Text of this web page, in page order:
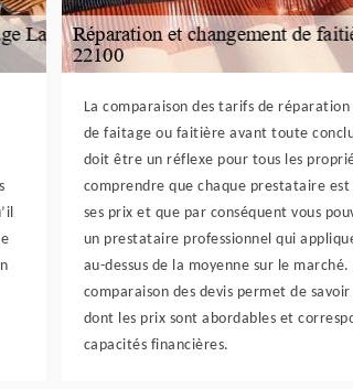
La comparaison des tarifs de
de faitage ou faitière avant toute
doit être un réflexe pour tous les
comprendre que chaque prestataire
ses prix et que par conséquent vous
un prestataire professionnel qui
au-dessus de la moyenne sur le marché.
comparaison des devis permet de
dont les prix sont abordables et
capacités financières.